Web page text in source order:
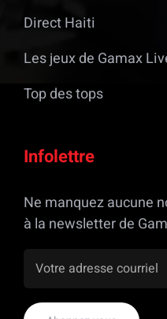
Direct Haiti
Les jeux de Gamax
Top des tops
Infolettre
Ne manquez aucune
à la newsletter de